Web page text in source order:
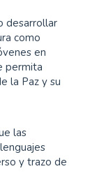
desarrollar
como
en
permita
la Paz y su
las
y trazo de